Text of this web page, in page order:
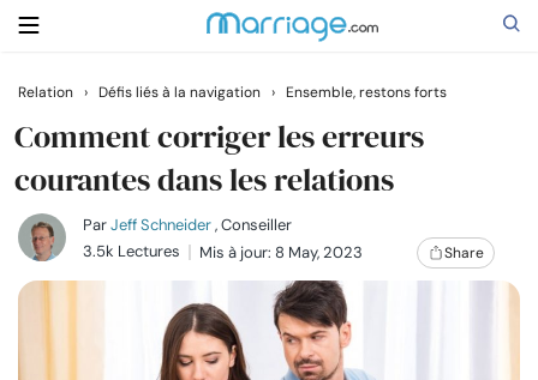
Rechercher
Se marier
Relations
Relation › Défis liés à la navigation › Ensemble, restons forts
Comment corriger les erreurs
courantes dans les relations
ParJeff Schneider, Conseiller
3.5k Lectures
Mis à jour: 8 May, 2023 Share